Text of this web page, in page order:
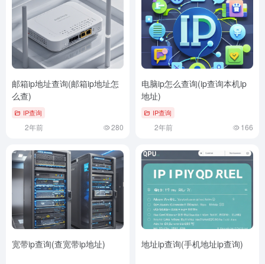
邮箱ip地址查询(邮箱ip地址怎
么查)
IP查询
2年前 280
电脑ip怎么查询(ip查询本机ip
地址)
IP查询
2年前 166
宽带ip查询(查宽带ip地址) 地址ip查询(手机地址ip查询)